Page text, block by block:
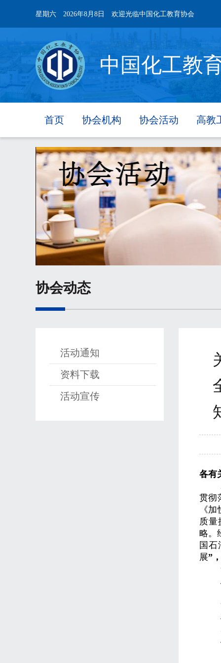
星期六 2026年8月8日 欢迎光临中国化工教育协会
中国化工教
首页 协会机构 协会活动 高教
协会动态
活动通知
资料下载
活动宣传
各有
贯彻
《
质量
略。
国
展”，